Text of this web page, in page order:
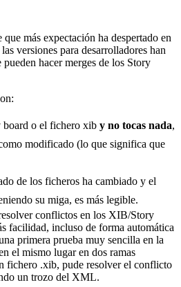
más expectación ha despertado en
versiones para desarrolladores han
pueden hacer merges de los Story
board o el fichero xib y no tocas nada,
modificado (lo que significa que
de los ficheros ha cambiado y el
su miga, es más legible.
conflictos en los XIB/Story
facilidad, incluso de forma automática
primera prueba muy sencilla en la
el mismo lugar en dos ramas
fichero .xib, pude resolver el conflicto
un trozo del XML.